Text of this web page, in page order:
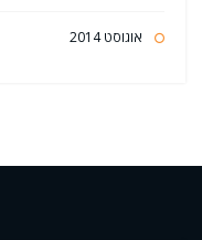
אוגוסט 2014